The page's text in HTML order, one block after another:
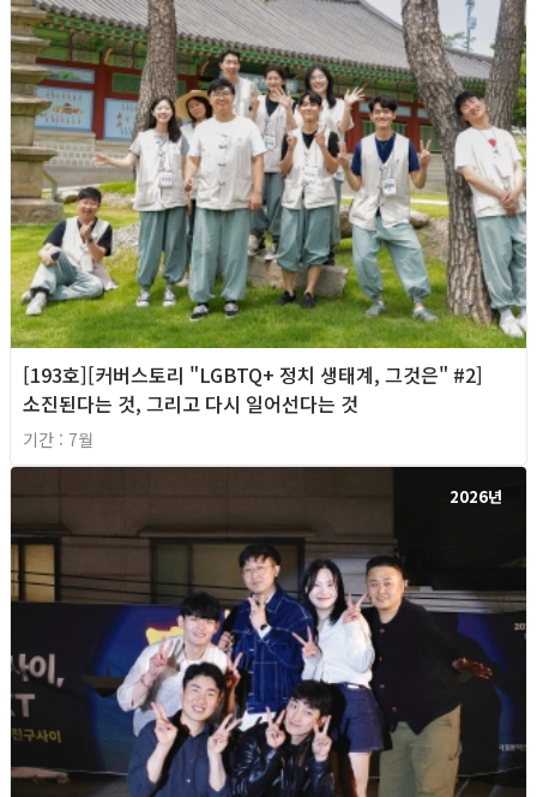
[193호][커버스토리 "LGBTQ+ 정치 생태계, 그것은" #2]
소진된다는 것, 그리고 다시 일어선다는 것
기간 : 7월
2026년